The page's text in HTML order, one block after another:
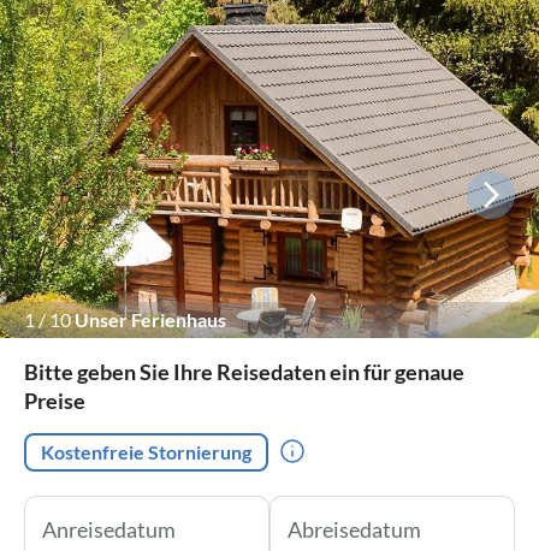
1/10Unser Ferienhaus
Bitte geben Sie Ihre Reisedaten ein für genaue
Preise
Kostenfreie Stornierung